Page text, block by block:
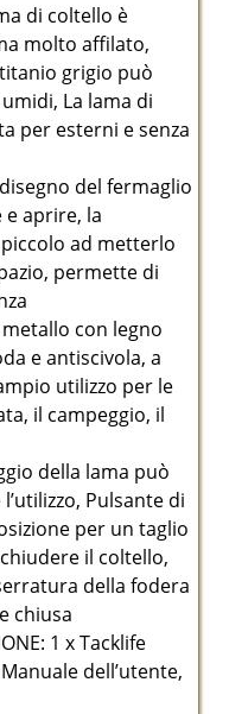
di coltello è
molto affilato,
grigio può
La lama di
per esterni e senza
disegno del fermaglio
e aprire, la
ad metterlo
permette di
metallo con legno
e antiscivola, a
utilizzo per le
il campeggio, il
della lama può
Pulsante di
per un taglio
il coltello,
della fodera
chiusa
1 x Tacklife
dell’utente,